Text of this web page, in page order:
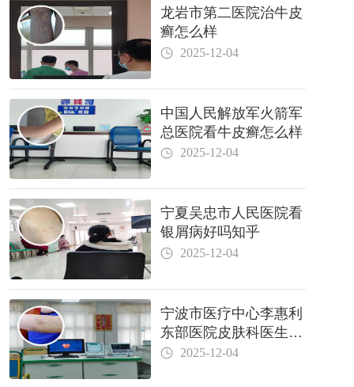
龙岩市第二医院治牛皮
癣怎么样
2025-12-04
中国人民解放军火箭军
总医院看牛皮癣怎么样
2025-12-04
宁夏吴忠市人民医院看
银屑病好吗知乎
2025-12-04
宁波市医疗中心李惠利
东部医院皮肤科医生哪
个好2025-12-04